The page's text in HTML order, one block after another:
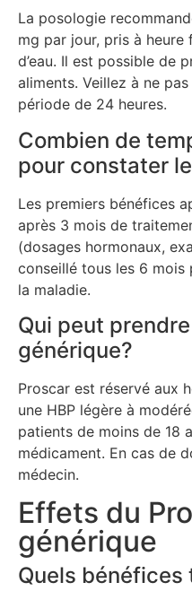
La posologie
mg par jour, pris à
d’eau. Il est possible de
aliments. Veillez à ne
période de 24 heures.
Combien de
pour constater
Les premiers bénéfices
après 3 mois de
(dosages hormonaux,
conseillé tous les 6 mois
la maladie.
Qui peut
générique?
Proscar est réservé aux
une HBP légère à
patients de moins de 18
médicament. En cas de
médecin.
Effets du
générique
Quels